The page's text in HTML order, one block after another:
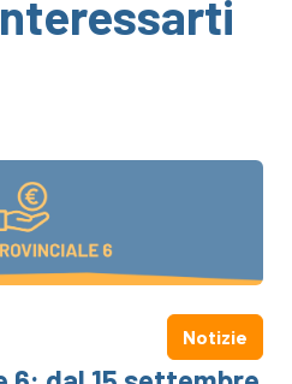
Notizie